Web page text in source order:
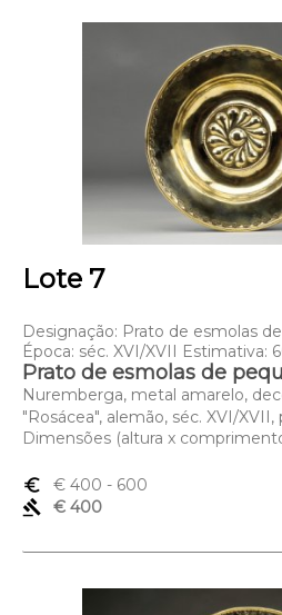
Lote 7
Designação: Prato de esmolas
Época: séc. XVI/XVII Estimativa:
Prato de esmolas de
Nuremberga, metal amarelo,
"Rosácea", alemão, séc. XVI/
Dimensões (altura x
euro_symbol € 400 - 600
gavel
€ 400